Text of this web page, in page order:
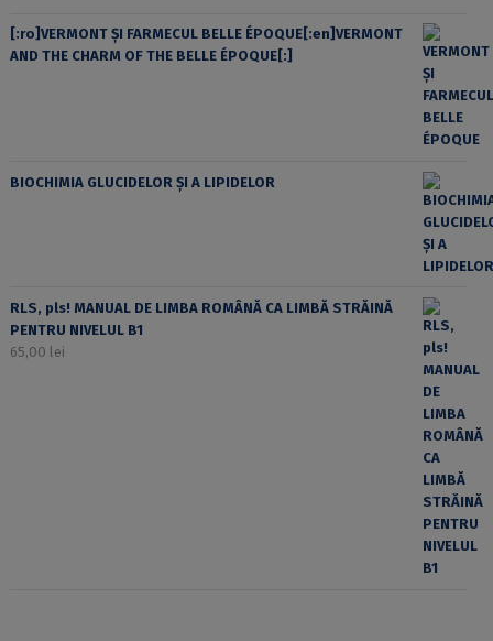
[:ro]VERMONT ȘI FARMECUL BELLE ÉPOQUE[:en]VERMONT
AND THE CHARM OF THE BELLE ÉPOQUE[:]
BIOCHIMIA GLUCIDELOR ȘI A LIPIDELOR
RLS, pls! MANUAL DE LIMBA ROMÂNĂ CA LIMBĂ STRĂINĂ
PENTRU NIVELUL B1
65,00 lei